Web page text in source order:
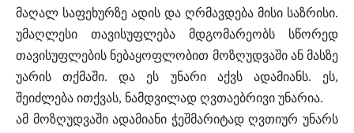
მაღალ საფეხურზე ადის და ღრმავდება მისი საზრისი.
უმაღლესი თავისუფლება მდგომარეობს სწორედ
თავისუფლების ნებაყოფლობით მოზღუდვაში ან მასზე
უარის თქმაში. და ეს უნარი აქვს ადამიანს. ეს,
შეიძლება ითქვას, ნამდვილად ღვთაებრივი უნარია.
ამ მოზღუდვაში ადამიანი ჭეშმარიტად ღვთიურ უნარს